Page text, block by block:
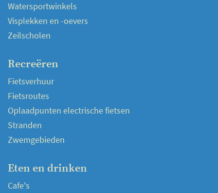
Watersportwinkels
Visplekken en -oevers
Zeilscholen
Recreëren
Fietsverhuur
Fietsroutes
Oplaadpunten electrische fietsen
Stranden
Zwemgebieden
Eten en drinken
Cafe's